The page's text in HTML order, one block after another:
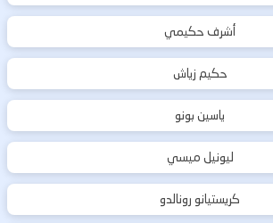
أشرف حكيمي
حكيم زياش
ياسين بونو
ليونيل ميسي
كريستيانو رونالدو